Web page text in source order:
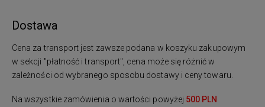
Dostawa
Cena za transport jest zawsze podana w koszyku zakupowym
w sekcji "płatność i transport", cena może się różnić w
zależności od wybranego sposobu dostawy i ceny towaru.
Na wszystkie zamówienia o wartości powyżej 500 PLN